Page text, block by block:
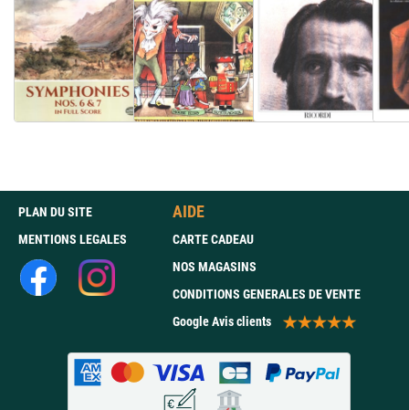
PLAN DU SITE
MENTIONS LEGALES
AIDE
CARTE CADEAU
NOS MAGASINS
CONDITIONS GENERALES DE VENTE
Google Avis clients